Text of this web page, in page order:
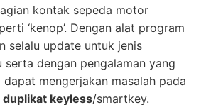
kontak sepeda motor
‘kenop’. Dengan alat program
selalu update untuk jenis
serta dengan pengalaman yang
mengerjakan masalah pada
duplikat keyless/smartkey.